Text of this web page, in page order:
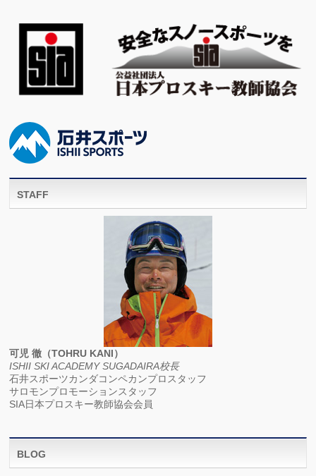
STAFF
可児 徹（TOHRU KANI）
ISHII SKI ACADEMY SUGADAIRA校長
石井スポーツカンダコンペカンプロスタッフ
サロモンプロモーションスタッフ
SIA日本プロスキー教師協会会員
BLOG